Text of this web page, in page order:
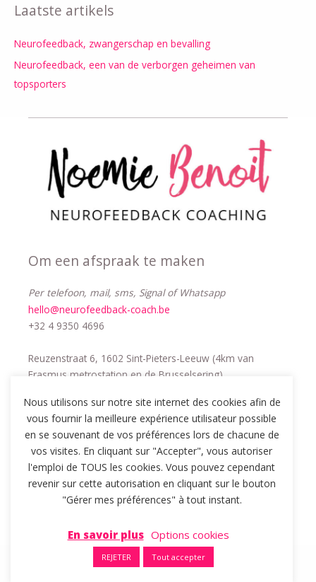
k
a
r
Laatste artikels
Neurofeedback, zwangerschap en bevalling
Neurofeedback, een van de verborgen geheimen van
topsporters
Om een afspraak te maken
Per telefoon, mail, sms, Signal of Whatsapp
hello@neurofeedback-coach.be
+32 4 9350 4696
Reuzenstraat 6, 1602 Sint-Pieters-Leeuw (4km van
Erasmus metrostation en de Brusselsering)
Copyright © 2026 Neurofeedback dynamique par
Noémie Benoit | Tous droits réservés.
Nous utilisons sur notre site internet des cookies afin de
vous fournir la meilleure expérience utilisateur possible
en se souvenant de vos préférences lors de chacune de
vos visites. En cliquant sur "Accepter", vous autoriser
l'emploi de TOUS les cookies. Vous pouvez cependant
revenir sur cette autorisation en cliquant sur le bouton
"Gérer mes préférences" à tout instant.
En savoir plus Options cookies
REJETER Tout accepter
Nederlands Français